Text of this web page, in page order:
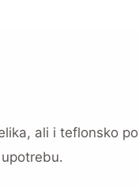
ali i teflonsko